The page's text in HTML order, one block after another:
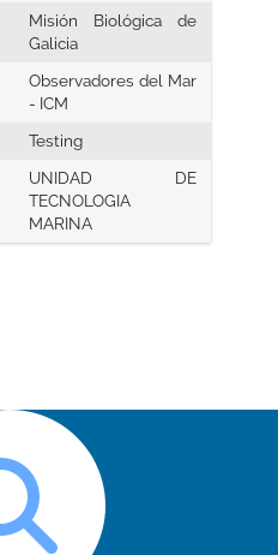
Misión Biológica de
Galicia
Observadores del Mar
- ICM
Testing
UNIDAD DE
TECNOLOGIA
MARINA